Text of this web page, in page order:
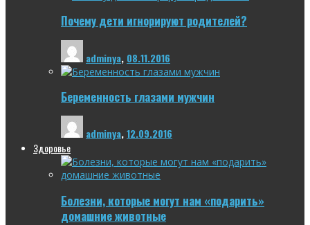
Почему дети игнорируют родителей?
adminya, 08.11.2016
Беременность глазами мужчин
adminya,12.09.2016
Здоровье
Болезни, которые могут нам «подарить»
домашние животные